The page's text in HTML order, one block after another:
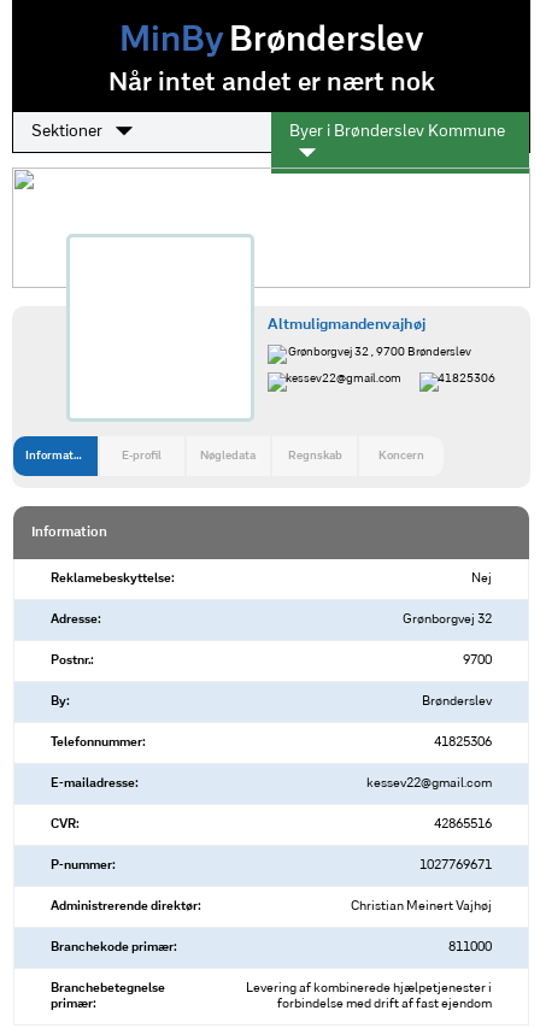
MinByBrønderslev
Når intet andet er nært nok
Sektioner Byer i Brønderslev Kommune
Altmuligmandenvajhøj
Grønborgvej 32 , 9700 Brønderslev
kessev22@gmail.com
41825306
Information E-profil Nøgledata Regnskab Koncern
Information
Reklamebeskyttelse: Nej
Adresse: Grønborgvej 32
Postnr.: 9700
By: Brønderslev
Telefonnummer: 41825306
E-mailadresse: kessev22@gmail.com
CVR: 42865516
P-nummer: 1027769671
Administrerende direktør: Christian Meinert Vajhøj
Branchekode primær: 811000
Branchebetegnelse
primær:
Levering af kombinerede hjælpetjenester i
forbindelse med drift af fast ejendom